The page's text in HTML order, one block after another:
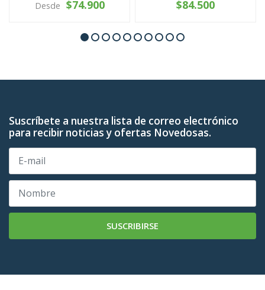
Desde $74.900 $84.500
Suscríbete a nuestra lista de correo electrónico
para recibir noticias y ofertas Novedosas.
SUSCRIBIRSE